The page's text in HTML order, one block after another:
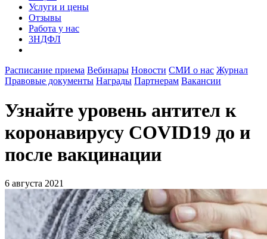
Услуги и цены
Отзывы
Работа у нас
3НДФЛ
Расписание приема Вебинары Новости СМИ о нас Журнал
Правовые документы Награды Партнерам Вакансии
Узнайте уровень антител к
коронавирусу COVID19 до и
после вакцинации
6 августа 2021